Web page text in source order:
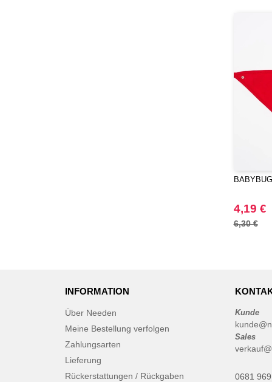
4,19 €
6,30 €
INFORMATION
Über Needen
Meine Bestellung verfolgen
Zahlungsarten
Lieferung
Rückerstattungen / Rückgaben
Kunde
Sales
0681